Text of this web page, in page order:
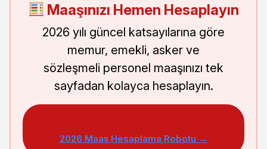
Maaşınızı Hemen Hesaplayın
2026 yılı güncel katsayılarına göre
memur, emekli, asker ve
sözleşmeli personel maaşınızı tek
sayfadan kolayca hesaplayın.
2026 Maaş Hesaplama Robotu →